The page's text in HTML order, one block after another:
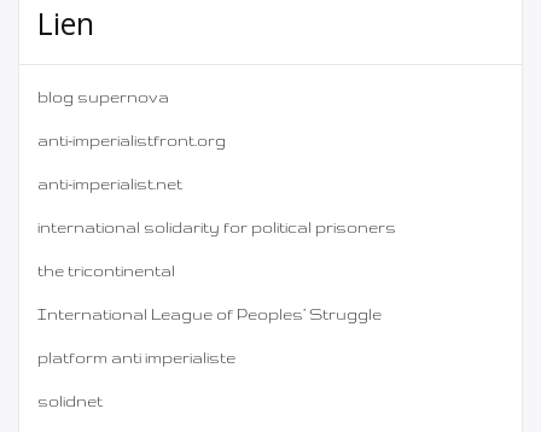
Lien
blog supernova
anti-imperialistfront.org
anti-imperialist.net
international solidarity for political prisoners
the tricontinental
International League of Peoples’ Struggle
platform anti imperialiste
solidnet